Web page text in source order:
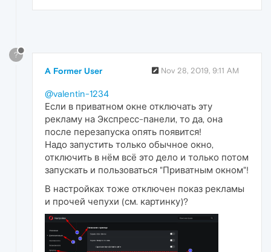
?
A Former User Nov 28, 2019, 9:11 AM
@valentin-1234
Если в приватном окне отключать эту
рекламу на Экспресс-панели, то да, она
после перезапуска опять появится!
Надо запустить только обычное окно,
отключить в нём всё это дело и только потом
запускать и пользоваться "Приватным окном"!
В настройках тоже отключен показ рекламы
и прочей чепухи (см. картинку)?